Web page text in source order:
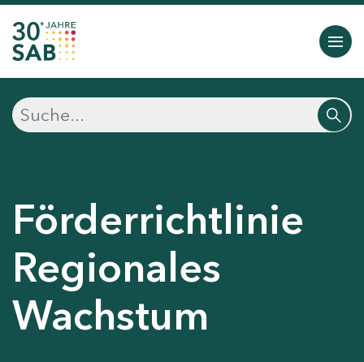
Förderrichtlinie
Regionales
Wachstum